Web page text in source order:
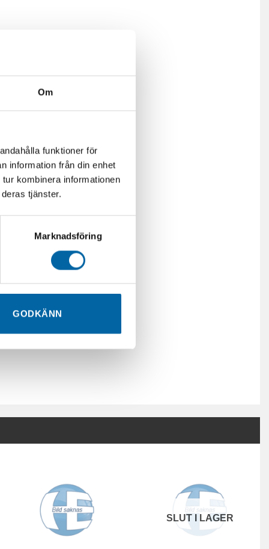
Om
funktioner för
information från din enhet
kombinera informationen
tjänster.
Marknadsföring
GODKÄNN
SLUT I LAGER